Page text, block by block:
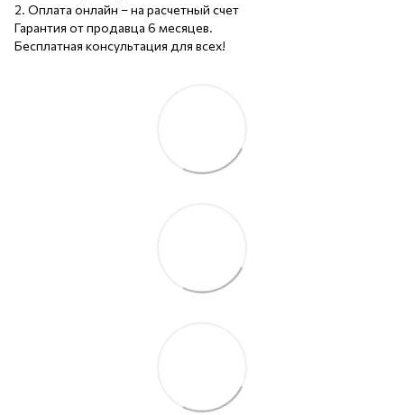
2. Оплата онлайн – на расчетный счет
Гарантия от продавца 6 месяцев.
Бесплатная консультация для всех!